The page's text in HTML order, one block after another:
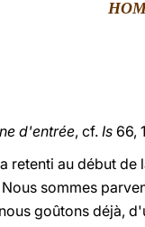
d'entrée, cf. Is 66,
retenti au début
sommes
goûtons déjà,